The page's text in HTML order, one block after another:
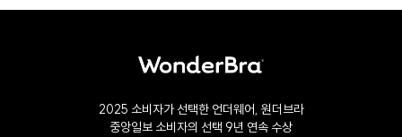
2025 소비자가 선택한 언더웨어, 원더브라
중앙일보 소비자의 선택 9년 연속 수상